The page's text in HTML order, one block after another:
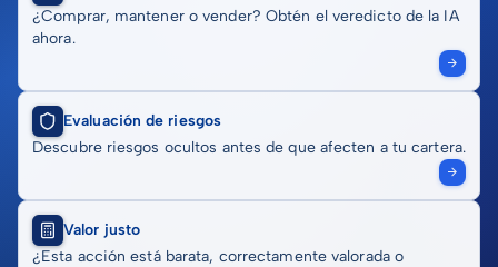
¿Comprar, mantener o vender? Obtén el veredicto de la IA
ahora.
Evaluación de riesgos
Descubre riesgos ocultos antes de que afecten a tu cartera.
Valor justo
¿Esta acción está barata, correctamente valorada o